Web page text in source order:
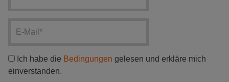
Ich habe die Bedingungen gelesen und erkläre mich
einverstanden.